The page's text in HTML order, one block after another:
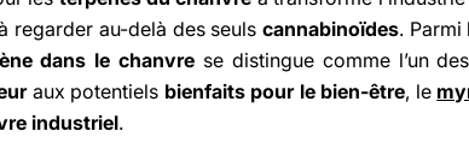
regarder au-delà des seuls cannabinoïdes.
dans le chanvre se distingue comme l’un
aux potentiels bienfaits pour le bien-être, le
industriel.